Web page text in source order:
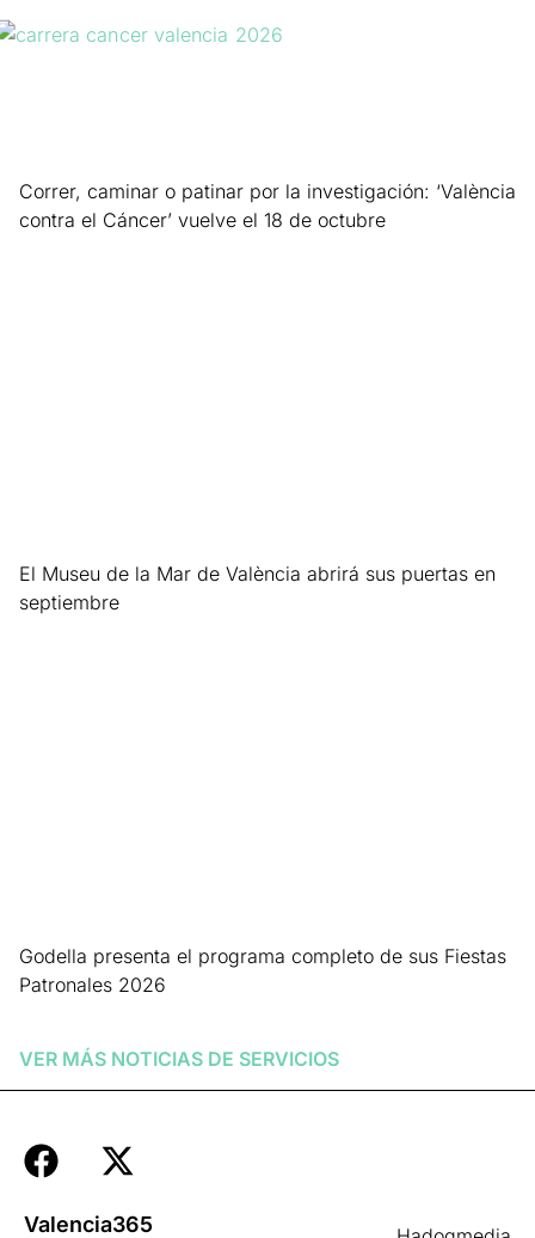
Correr, caminar o patinar por la investigación: ‘València
contra el Cáncer’ vuelve el 18 de octubre
El Museu de la Mar de València abrirá sus puertas en
septiembre
Godella presenta el programa completo de sus Fiestas
Patronales 2026
VER MÁS NOTICIAS DE SERVICIOS
Valencia365